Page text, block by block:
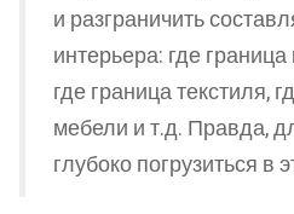
и разграничить
интерьера: где
где граница текстиля,
мебели и т.д. Правда,
глубоко погрузиться в